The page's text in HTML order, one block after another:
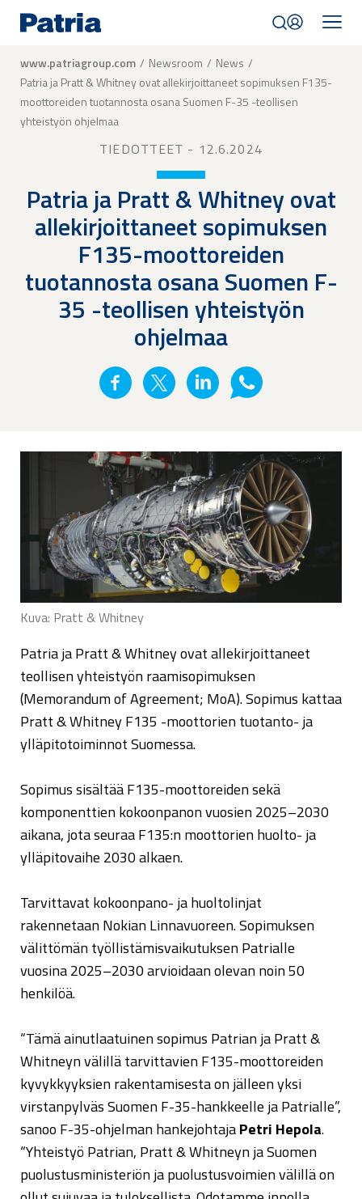
main
Breadcrumb
www.patriagroup.com Newsroom
News
Patria ja Pratt & Whitney ovat allekirjoittaneet sopimuksen F135-
moottoreiden tuotannosta osana Suomen F-35 -teollisen
yhteistyön ohjelmaa
TIEDOTTEET - 12.6.2024
Patria ja Pratt & Whitney ovat
allekirjoittaneet sopimuksen
F135-moottoreiden
tuotannosta osana Suomen F-
35 -teollisen yhteistyön
ohjelmaa
Kuva: Pratt & Whitney
Patria ja Pratt & Whitney ovat allekirjoittaneet
teollisen yhteistyön raamisopimuksen
(Memorandum of Agreement; MoA). Sopimus kattaa
Pratt & Whitney F135 -moottorien tuotanto- ja
ylläpitotoiminnot Suomessa.
Sopimus sisältää F135-moottoreiden sekä
komponenttien kokoonpanon vuosien 2025–2030
aikana, jota seuraa F135:n moottorien huolto- ja
ylläpitovaihe 2030 alkaen.
Tarvittavat kokoonpano- ja huoltolinjat
rakennetaan Nokian Linnavuoreen. Sopimuksen
välittömän työllistämisvaikutuksen Patrialle
vuosina 2025–2030 arvioidaan olevan noin 50
henkilöä.
“Tämä ainutlaatuinen sopimus Patrian ja Pratt &
Whitneyn välillä tarvittavien F135-moottoreiden
kyvykkyyksien rakentamisesta on jälleen yksi
virstanpylväs Suomen F-35-hankkeelle ja Patrialle”,
sanoo F-35-ohjelman hankejohtajaPetri Hepola.
“Yhteistyö Patrian, Pratt & Whitneyn ja Suomen
puolustusministeriön ja puolustusvoimien välillä on